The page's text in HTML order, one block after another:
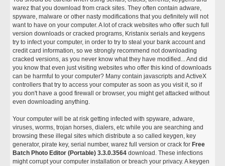
warez that you download from crack sites. They often contain adware,
spyware, malware or other nasty modifications that you definitely will not
want to have on your computer. A lot of crack websites who offer such full
version downloads or cracked programs, Kristanix serials and keygens
try to infect your computer, in order to try to steal your bank account and
credit card information, so we strongly recommend not downloading
cracked versions, as you never know what they have modified... And did
you know that even just visiting websites who offer this kind of downloads
can be harmful to your computer? Many contain javascripts and ActiveX
controllers that try to access your computer as soon as you visit it, so if
you don't have a good firewall or browser, you might get attacked without
even downloading anything.
Your computer will be at risk getting infected with spyware, adware,
viruses, worms, trojan horses, dialers, etc while you are searching and
browsing these illegal sites which distribute a so called keygen, key
generator, pirate key, serial number, warez full version or crack for Free
Batch Photo Editor (Portable) 3.3.0.3564 download. These infections
might corrupt your computer installation or breach your privacy. A keygen